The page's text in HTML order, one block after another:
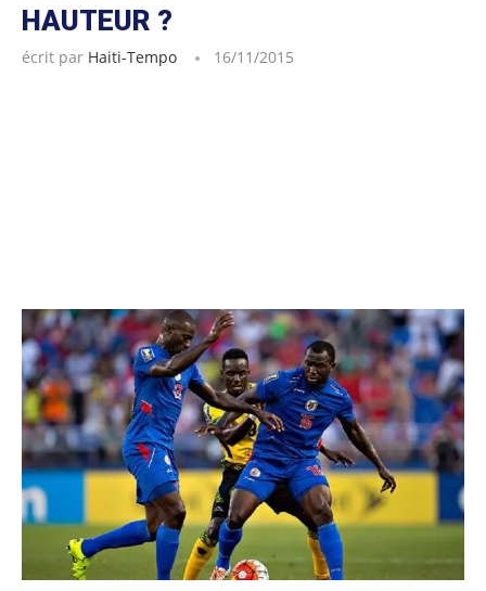
HAUTEUR ?
écrit par Haiti-Tempo 16/11/2015